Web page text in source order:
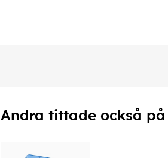
Andra tittade också på